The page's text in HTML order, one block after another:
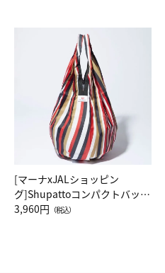
[マーナxJALショッピン
グ]Shupattoコンパクトバッグ
Drop JAL客室乗務員（LC）ス
3,960円 （税込）